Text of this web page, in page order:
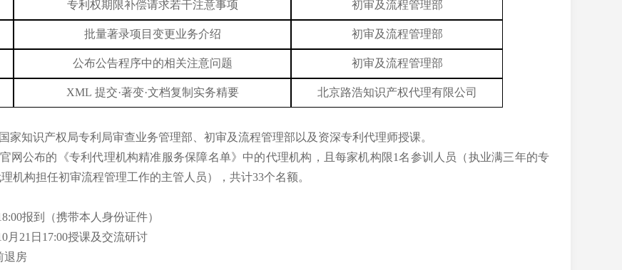
专利权期限补偿请求若干注意事项 初审及流程管理部
批量著录项目变更业务介绍 初审及流程管理部
公布公告程序中的相关注意问题 初审及流程管理部
XML 提交·著变·文档复制实务精要 北京路浩知识产权代理有限公司
家知识产权局专利局审查业务管理部、初审及流程管理部以及资深专利代理师授课。
网公布的《专利代理机构精准服务保障名单》中的代理机构，且每家机构限1名参训人员（执业满三年的专
机构担任初审流程管理工作的主管人员 ），共计33个名额。
报到（携带本人身份证件）
月 21 日 17:00授课及交流研讨
退房